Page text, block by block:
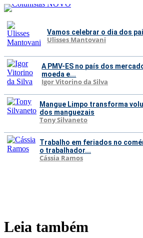
Vamos celebrar o dia dos
Ulisses Mantovani
A PMV-ES no país dos
moeda e...
Igor Vitorino da Silva
Mangue Limpo transforma
dos manguezais
Tony Silvaneto
Trabalho em feriados no
o trabalhador...
Cássia Ramos
Leia também